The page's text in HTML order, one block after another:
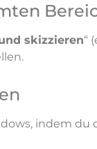
skizzieren“
indem du